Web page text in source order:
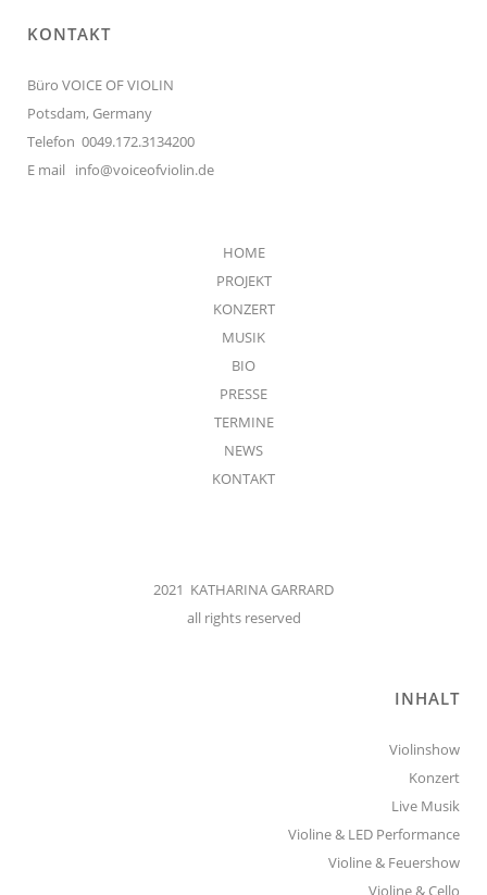
KONTAKT
Büro VOICE OF VIOLIN
Potsdam, Germany
Telefon 0049.172.3134200
E mail info@voiceofviolin.de
HOME
PROJEKT
KONZERT
MUSIK
BIO
PRESSE
TERMINE
NEWS
KONTAKT
2021 KATHARINA GARRARD
all rights reserved
INHALT
Violinshow
Konzert
Live Musik
Violine & LED Performance
Violine & Feuershow
Violine & Cello